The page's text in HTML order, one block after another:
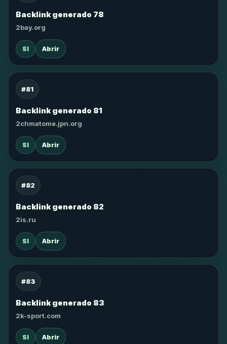
Backlink generado 78
2bay.org
SI Abrir
#81
Backlink generado 81
2chmatome.jpn.org
SI Abrir
#82
Backlink generado 82
2is.ru
SI Abrir
#83
Backlink generado 83
2k-sport.com
SI Abrir